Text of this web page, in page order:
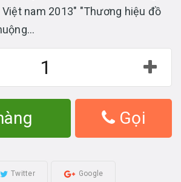
nam 2013" "Thương hiệu đồ
Gọi
Twitter Google